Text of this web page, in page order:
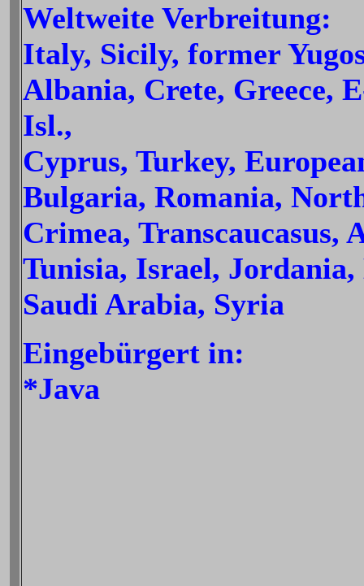
Weltweite Verbreitung:
Italy, Sicily, former
Albania, Crete, Greece,
Isl.,
Cyprus, Turkey,
Bulgaria, Romania,
Crimea, Transcaucasus,
Tunisia, Israel, Jordania,
Saudi Arabia, Syria
Eingebürgert in:
*Java